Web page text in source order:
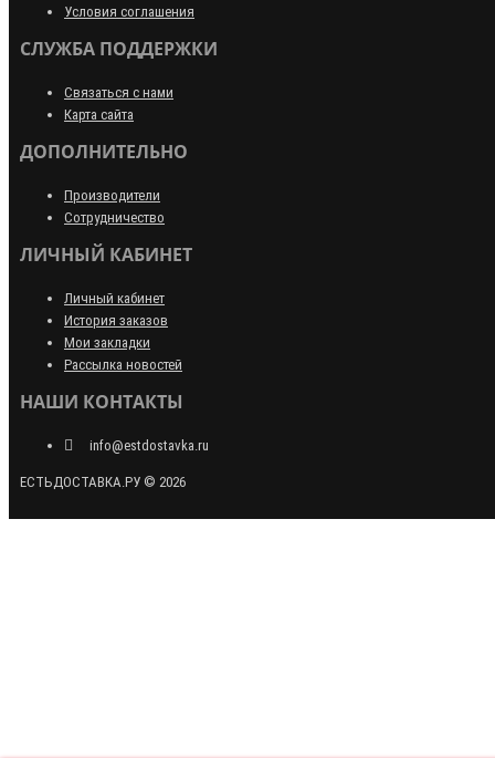
Условия соглашения
СЛУЖБА ПОДДЕРЖКИ
Связаться с нами
Карта сайта
ДОПОЛНИТЕЛЬНО
Производители
Сотрудничество
ЛИЧНЫЙ КАБИНЕТ
Личный кабинет
История заказов
Мои закладки
Рассылка новостей
НАШИ КОНТАКТЫ
info@estdostavka.ru
ЕСТЬДОСТАВКА.РУ © 2026